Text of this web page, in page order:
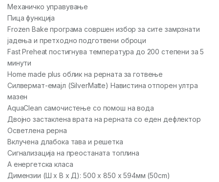
Механичко управување
Пица функција
Frozen Bake програма совршен избор за сите замрзнати
јадења и претходно подготвени оброци
Fast Preheat постигнува температура до 200 степени за 5
минути
Home made plus облик на рерната за готвење
Силвермат-емајл (SilverMatte) Навистина отпорен ултра
мазен
AquaClean самочистење со помош на вода
Двојно застаклена врата на рерната со еден дефлектор
Осветлена рерна
Вклучена длабока тава и решетка
Сигнализација на преостаната топлина
А енергетска класа
Димензии (Ш x В x Д): 500 x 850 x 594мм (50cm)